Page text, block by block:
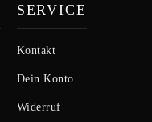
SERVICE
Kontakt
Dein Konto
Widerruf